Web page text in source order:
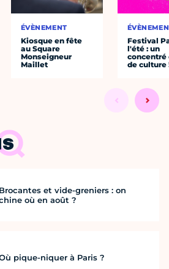
ÉVÈNEMENT
Kiosque en fête
au Square
Monseigneur
Maillet
Festival
l'été : un
concentré
de culture
Brocantes et vide-greniers : on
où en août ?
pique-niquer à Paris ?